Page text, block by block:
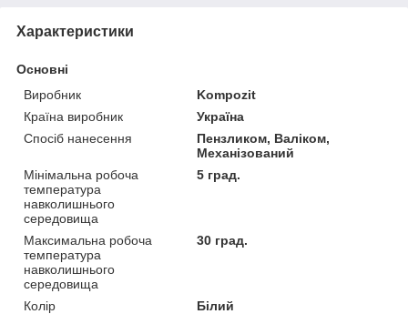
Характеристики
Основні
Виробник
Kompozit
Країна виробник
Україна
Спосіб нанесення
Пензликом, Валіком,
Механізований
Мінімальна робоча
температура
навколишнього
середовища
5 град.
Максимальна робоча
температура
навколишнього
середовища
30 град.
Колір Білий